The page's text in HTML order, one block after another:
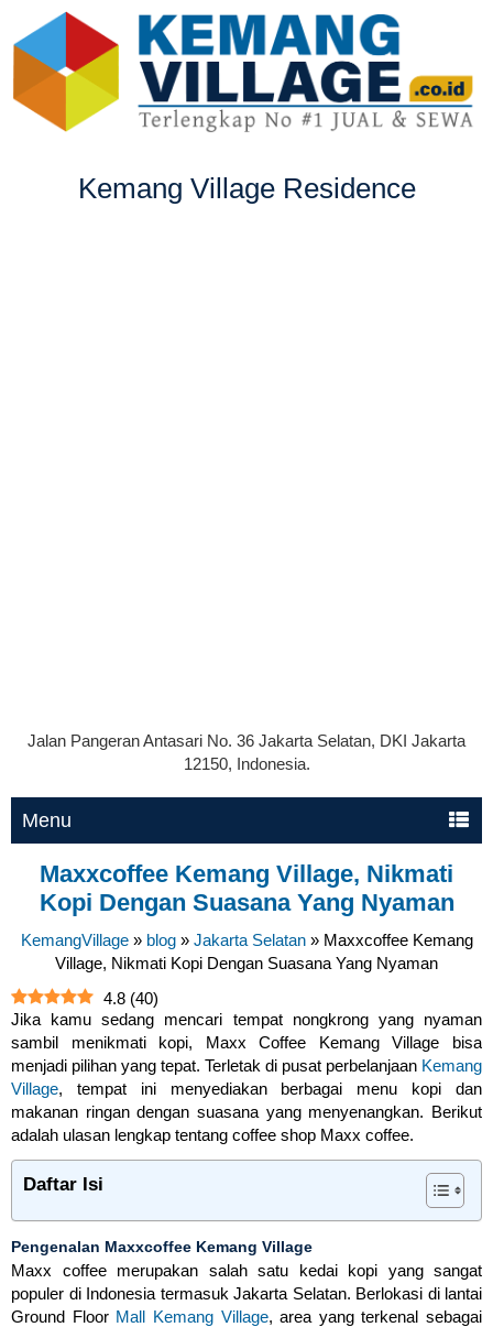
Kemang Village Residence
Jalan Pangeran Antasari No. 36 Jakarta Selatan, DKI Jakarta
12150, Indonesia.
Menu
Maxxcoffee Kemang Village, Nikmati
Kopi Dengan Suasana Yang Nyaman
KemangVillage» blog» Jakarta Selatan» Maxxcoffee Kemang
Village, Nikmati Kopi Dengan Suasana Yang Nyaman
4.8 (40)
Jika kamu sedang mencari tempat nongkrong yang nyaman
sambil menikmati kopi, Maxx Coffee Kemang Village bisa
menjadi pilihan yang tepat. Terletak di pusat perbelanjaan Kemang
Village, tempat ini menyediakan berbagai menu kopi dan
makanan ringan dengan suasana yang menyenangkan. Berikut
adalah ulasan lengkap tentang coffee shop Maxx coffee.
Daftar Isi
Pengenalan Maxxcoffee Kemang Village
Maxx coffee merupakan salah satu kedai kopi yang sangat
populer di Indonesia termasuk Jakarta Selatan. Berlokasi di lantai
Ground Floor Mall Kemang Village, area yang terkenal sebagai